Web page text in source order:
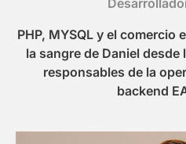
PHP, MYSQL y el
la sangre de Daniel desde
responsables de la
backend